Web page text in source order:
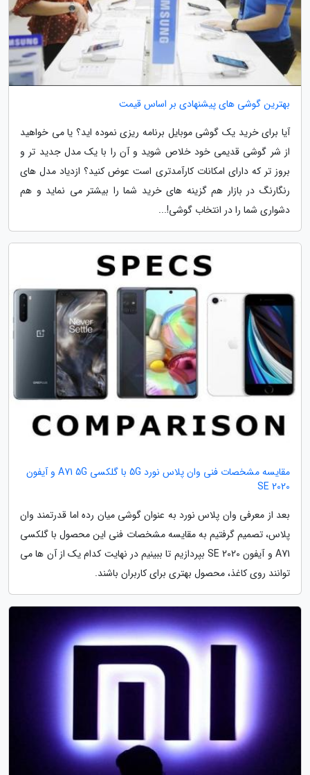
بهترین گوشی های پیشنهادی بر اساس قیمت
آیا برای خرید یک گوشی موبایل برنامه ریزی نموده اید؟ یا می خواهید
از شر گوشی قدیمی خود خلاص شوید و آن را با یک مدل جدید تر و
بروز تر که دارای امکانات کارآمدتری است عوض کنید؟ ازدیاد مدل های
رنگارنگ در بازار هم گزینه های خرید شما را بیشتر می نماید و هم
دشواری شما را در انتخاب گوشی!...
مقایسه مشخصات فنی وان پلاس نورد 5G با گلکسی A71 5G و آیفون
SE 2020
بعد از معرفی وان پلاس نورد به عنوان گوشی میان رده اما قدرتمند وان
پلاس، تصمیم گرفتیم به مقایسه مشخصات فنی این محصول با گلکسی
A71 و آیفون SE 2020 بپردازیم تا ببینیم در نهایت کدام یک از آن ها می
توانند روی کاغذ، محصول بهتری برای کاربران باشند.